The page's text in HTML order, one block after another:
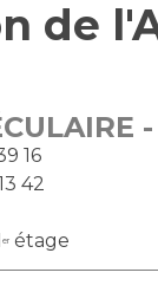
à
de
16
42
er étage